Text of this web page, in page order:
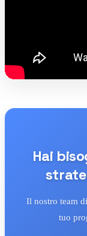
Hai
Il nostro team
tuo